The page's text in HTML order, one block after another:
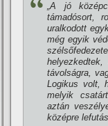
„A jó
támadósort,
uralkodott
még egyik
távolságra,
Logikus volt,
melyik
aztán
középre